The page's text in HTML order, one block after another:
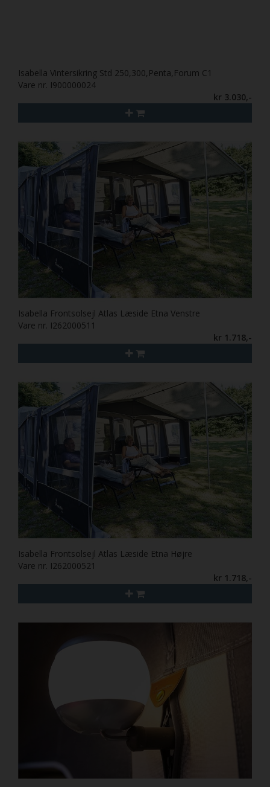
Isabella Vintersikring Std 250,300,Penta,Forum C1
Vare nr. I900000024
kr 3.030,-
Isabella Frontsolsejl Atlas Læside Etna Venstre
Vare nr. I262000511
kr 1.718,-
Isabella Frontsolsejl Atlas Læside Etna Højre
Vare nr. I262000521
kr 1.718,-